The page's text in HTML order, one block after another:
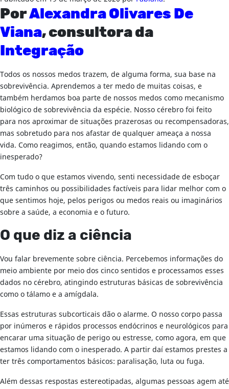
PorAlexandra Olivares De
Viana, consultora da
Integração
Todos os nossos medos trazem, de alguma forma, sua base na
sobrevivência. Aprendemos a ter medo de muitas coisas, e
também herdamos boa parte de nossos medos como mecanismo
biológico de sobrevivência da espécie. Nosso cérebro foi feito
para nos aproximar de situações prazerosas ou recompensadoras,
mas sobretudo para nos afastar de qualquer ameaça a nossa
vida. Como reagimos, então, quando estamos lidando com o
inesperado?
Com tudo o que estamos vivendo, senti necessidade de esboçar
três caminhos ou possibilidades factíveis para lidar melhor com o
que sentimos hoje, pelos perigos ou medos reais ou imaginários
sobre a saúde, a economia e o futuro.
O que diz a ciência
Vou falar brevemente sobre ciência. Percebemos informações do
meio ambiente por meio dos cinco sentidos e processamos esses
dados no cérebro, atingindo estruturas básicas de sobrevivência
como o tálamo e a amígdala.
Essas estruturas subcorticais dão o alarme. O nosso corpo passa
por inúmeros e rápidos processos endócrinos e neurológicos para
encarar uma situação de perigo ou estresse, como agora, em que
estamos lidando com o inesperado. A partir daí estamos prestes a
ter três comportamentos básicos: paralisação, luta ou fuga.
Além dessas respostas estereotipadas, algumas pessoas agem até